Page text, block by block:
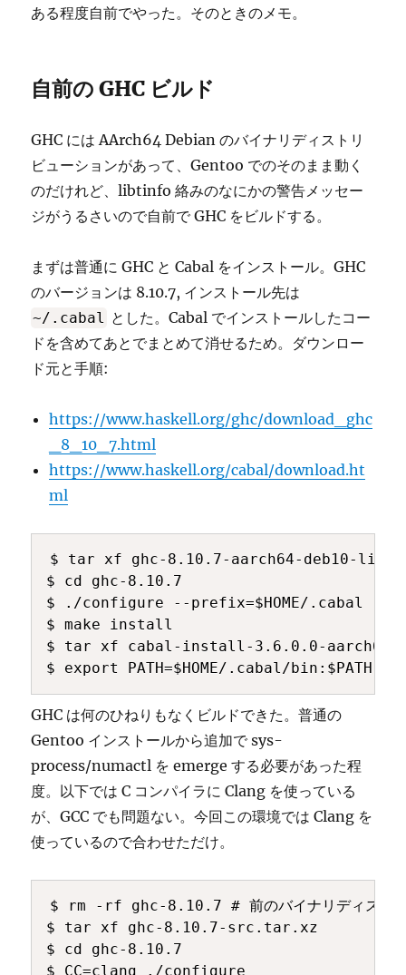
ー
ある程度自前でやった。そのときのメモ。
自前の GHC ビルド
GHC には AArch64 Debian のバイナリディストリ
ビューションがあって、Gentoo でのそのまま動く
のだけれど、libtinfo 絡みのなにかの警告メッセー
ジがうるさいので自前で GHC をビルドする。
まずは普通に GHC と Cabal をインストール。GHC
のバージョンは 8.10.7, インストール先は
~/.cabal とした。Cabal でインストールしたコー
ドを含めてあとでまとめて消せるため。ダウンロー
ド元と手順:
https://www.haskell.org/ghc/download_ghc
_8_10_7.html
https://www.haskell.org/cabal/download.ht
ml
$ tar xf ghc-8.10.7-aarch64-deb10-
$ cd ghc-8.10.7
$ ./configure --prefix=$HOME/.cabal
$ make install
$ tar xf cabal-install-3.6.0.0-aarch64-
$ export PATH=$HOME/.cabal/bin:$PATH
GHC は何のひねりもなくビルドできた。普通の
Gentoo インストールから追加で sys-
process/numactl を emerge する必要があった程
度。以下では C コンパイラに Clang を使っている
が、GCC でも問題ない。今回この環境では Clang を
使っているので合わせただけ。
$ rm -rf ghc-8.10.7 # 前のバイナリディストリ
$ tar xf ghc-8.10.7-src.tar.xz
$ cd ghc-8.10.7
$ CC=clang ./configure